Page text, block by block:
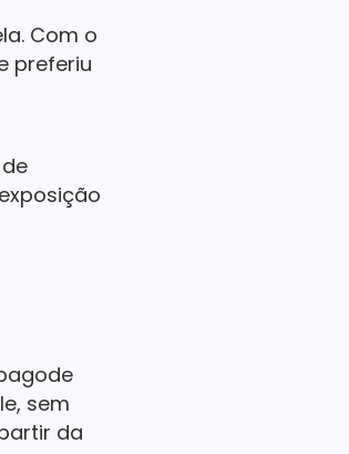
Com o
preferiu
sem
da